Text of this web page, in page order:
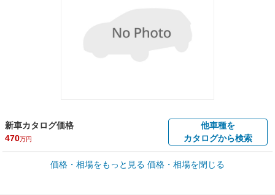
新車カタログ価格
470万円
他車種を
カタログから検索
車買取価格 *
車買取相場
価格・相場をもっと見る 価格・相場を閉じる